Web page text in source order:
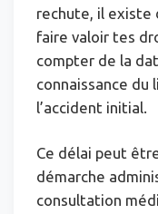
rechute, il existe
faire valoir tes
compter de la
connaissance
l’accident initial.
Ce délai peut
démarche
consultation